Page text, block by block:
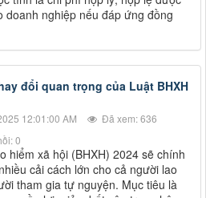
doanh nghiệp nếu đáp ứng đồng
đổi quan trọng của Luật BHXH
12:01:00 AM
Đã xem: 636
0
hiểm xã hội (BHXH) 2024 sẽ chính
cải cách lớn cho cả người lao
tham gia tự nguyện. Mục tiêu là